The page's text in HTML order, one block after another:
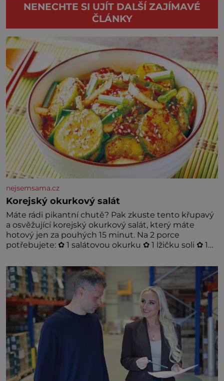
NENECHTE SI UJÍT DALŠÍ ZAJÍMAVÉ
ČLÁNKY
nejsemsama.cz
Korejský okurkový salát
Máte rádi pikantní chutě? Pak zkuste tento křupavý
a osvěžující korejský okurkový salát, který máte
hotový jen za pouhých 15 minut. Na 2 porce
potřebujete: ✿ 1 salátovou okurku ✿ 1 lžičku soli ✿ 1
rýžového octa ✿ 1 lžičku sezamového oleje ✿ 1 lžičku
chilli ✿ 1 lžičku cukru ✿ 1 jarní cibulku ✿ 1 lžíci
sezamových semínek